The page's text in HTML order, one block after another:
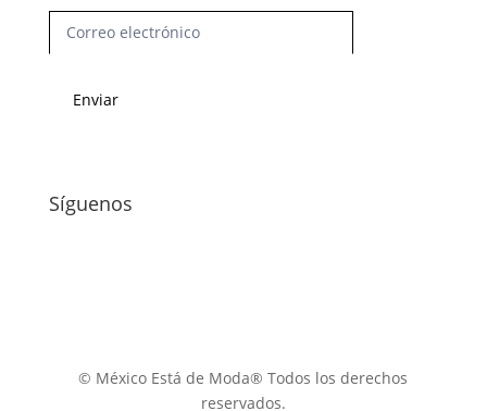
Enviar
Síguenos
© México Está de Moda® Todos los derechos
reservados.